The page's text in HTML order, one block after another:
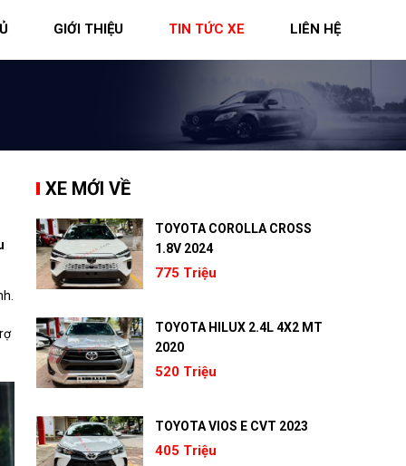
GIỚI THIỆU TIN TỨC XE LIÊN HỆ
XE MỚI VỀ
TOYOTA COROLLA CROSS
1.8V 2024
775 Triệu
TOYOTA HILUX 2.4L 4X2 MT
2020
520 Triệu
TOYOTA VIOS E CVT 2023
405 Triệu